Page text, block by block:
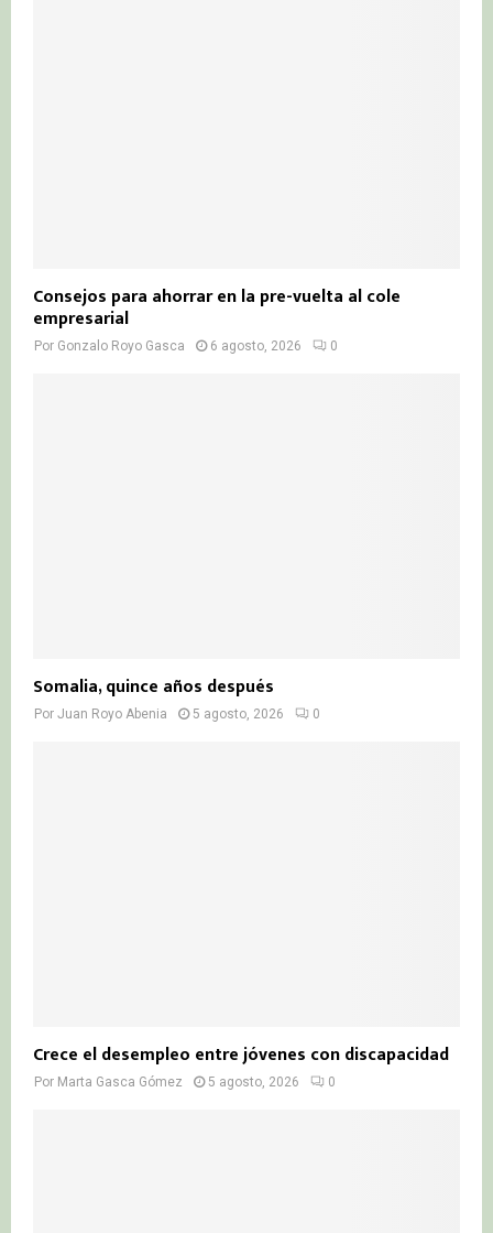
Consejos para ahorrar en la pre-vuelta al cole
empresarial
Por Gonzalo Royo Gasca 6 agosto, 2026 0
Somalia, quince años después
Por Juan Royo Abenia 5 agosto, 2026 0
Crece el desempleo entre jóvenes con discapacidad
Por Marta Gasca Gómez 5 agosto, 2026 0